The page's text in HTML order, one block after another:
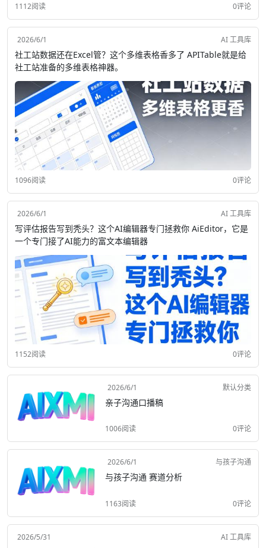
1112阅读 0评论
2026/6/1 AI 工具库
社工站数据还在Excel管？这个多维表格香多了 APITable就是给
社工站准备的多维表格神器。
1096阅读 0评论
2026/6/1 AI 工具库
写评估报告写到秃头？这个AI编辑器专门拯救你 AiEditor，它是
一个专门接了AI能力的富文本编辑器
1152阅读 0评论
2026/6/1 默认分类
亲子沟通口播稿
1006阅读 0评论
2026/6/1 与孩子沟通
与孩子沟通 赛道分析
1163阅读 0评论
2026/5/31 AI 工具库